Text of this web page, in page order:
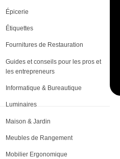
Épicerie
Étiquettes
Fournitures de Restauration
Guides et conseils pour les pros et
les entrepreneurs
Informatique & Bureautique
Luminaires
Maison & Jardin
Meubles de Rangement
Mobilier Ergonomique